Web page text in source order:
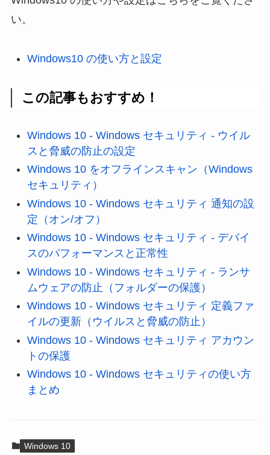
い。
Windows10 の使い方と設定
この記事もおすすめ！
Windows 10 - Windows セキュリティ - ウイル
スと脅威の防止の設定
Windows 10 をオフラインスキャン（Windows
セキュリティ）
Windows 10 - Windows セキュリティ 通知の設
定（オン/オフ）
Windows 10 - Windows セキュリティ - デバイ
スのパフォーマンスと正常性
Windows 10 - Windows セキュリティ - ランサ
ムウェアの防止（フォルダーの保護）
Windows 10 - Windows セキュリティ 定義ファ
イルの更新（ウイルスと脅威の防止）
Windows 10 - Windows セキュリティ アカウン
トの保護
Windows 10 - Windows セキュリティの使い方
まとめ
Windows 10